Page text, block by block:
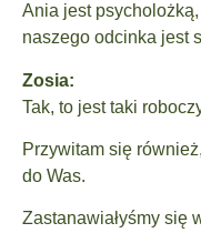
Ania jest
naszego odcinka jest
Zosia:
Tak, to jest taki
Przywitam się
do Was.
Zastanawiałyśmy się